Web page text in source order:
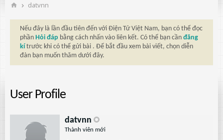
datvnn
Nếu đây là lần đầu tiên đến với Điện Tử Việt Nam, bạn có thể đọc
phần Hỏi đáp bằng cách nhấn vào liên kết. Có thể bạn cần đăng
kí trước khi có thể gửi bài . Để bắt đầu xem bài viết, chọn diễn
đàn bạn muốn thăm dưới đây.
User Profile
datvnn
Thành viên mới